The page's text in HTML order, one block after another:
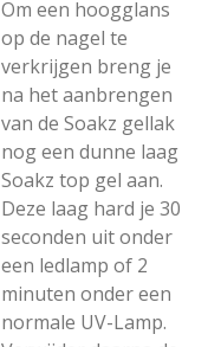
Om een hoogglans
op de nagel te
verkrijgen breng je
na het aanbrengen
van de Soakz gellak
nog een dunne laag
Soakz top gel aan.
Deze laag hard je 30
seconden uit onder
een ledlamp of 2
minuten onder een
normale UV-Lamp.